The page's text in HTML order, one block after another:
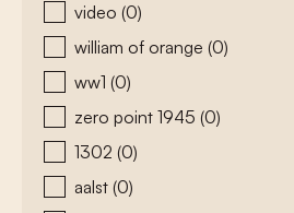
video (0)
william of orange (0)
ww1 (0)
zero point 1945 (0)
1302 (0)
aalst (0)